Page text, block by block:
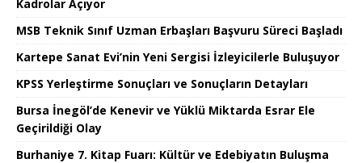
Kadrolar Açıyor
MSB Teknik Sınıf Uzman Erbaşları Başvuru Süreci Başladı
Kartepe Sanat Evi’nin Yeni Sergisi İzleyicilerle Buluşuyor
KPSS Yerleştirme Sonuçları ve Sonuçların Detayları
Bursa İnegöl’de Kenevir ve Yüklü Miktarda Esrar Ele
Geçirildiği Olay
Burhaniye 7. Kitap Fuarı: Kültür ve Edebiyatın Buluşma